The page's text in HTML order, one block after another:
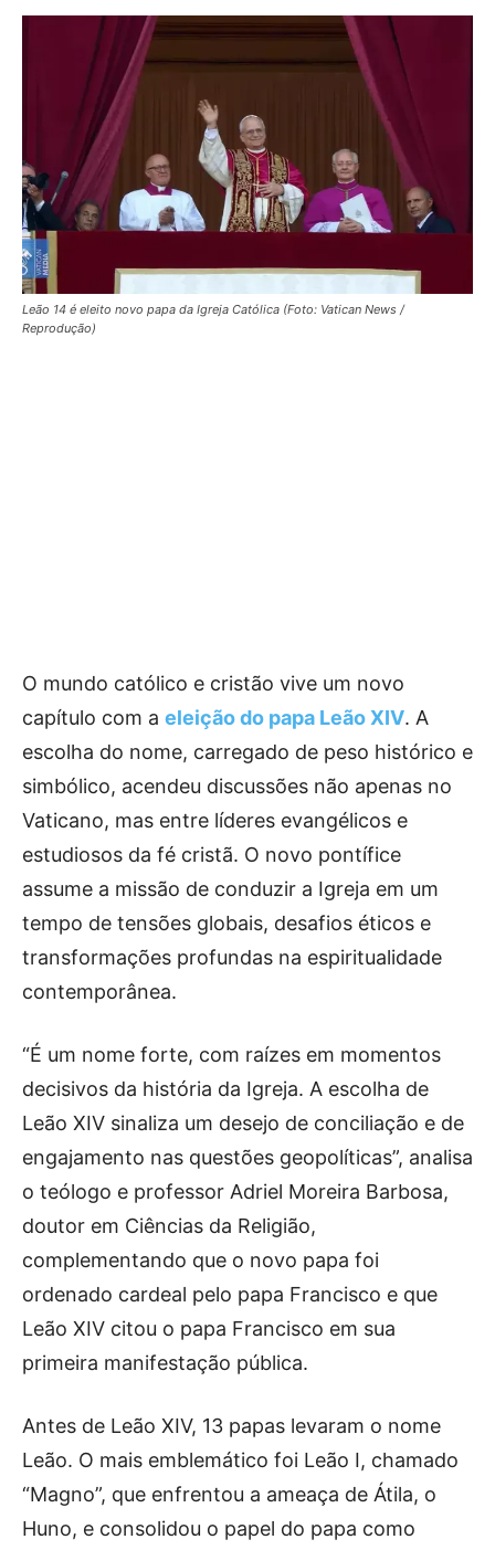
Leão 14 é eleito novo papa da Igreja Católica (Foto: Vatican News /
Reprodução)
O mundo católico e cristão vive um novo
capítulo com a eleição do papa Leão XIV. A
escolha do nome, carregado de peso histórico e
simbólico, acendeu discussões não apenas no
Vaticano, mas entre líderes evangélicos e
estudiosos da fé cristã. O novo pontífice
assume a missão de conduzir a Igreja em um
tempo de tensões globais, desafios éticos e
transformações profundas na espiritualidade
contemporânea.
“É um nome forte, com raízes em momentos
decisivos da história da Igreja. A escolha de
Leão XIV sinaliza um desejo de conciliação e de
engajamento nas questões geopolíticas”, analisa
o teólogo e professor Adriel Moreira Barbosa,
doutor em Ciências da Religião,
complementando que o novo papa foi
ordenado cardeal pelo papa Francisco e que
Leão XIV citou o papa Francisco em sua
primeira manifestação pública.
Antes de Leão XIV, 13 papas levaram o nome
Leão. O mais emblemático foi Leão I, chamado
“Magno”, que enfrentou a ameaça de Átila, o
Huno, e consolidou o papel do papa como